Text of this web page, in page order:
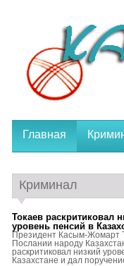
Главная
Криминал
Токаев раскритиковал
уровень пенсий в
Президент Касым-Жомарт
Послании народу
раскритиковал низкий
Казахстане и дал